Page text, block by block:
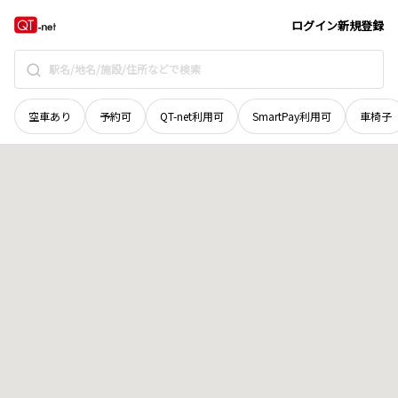
ログイン新規登録
空車あり 予約可 QT-net利用可 SmartPay利用可 車椅子
秋田県